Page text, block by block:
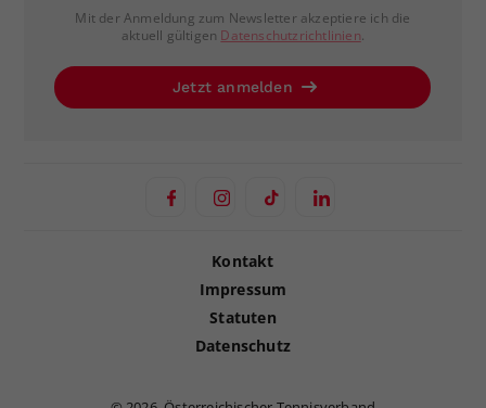
Mit der Anmeldung zum Newsletter akzeptiere ich die
aktuell gültigen Datenschutzrichtlinien.
Jetzt anmelden
Kontakt
Impressum
Statuten
Datenschutz